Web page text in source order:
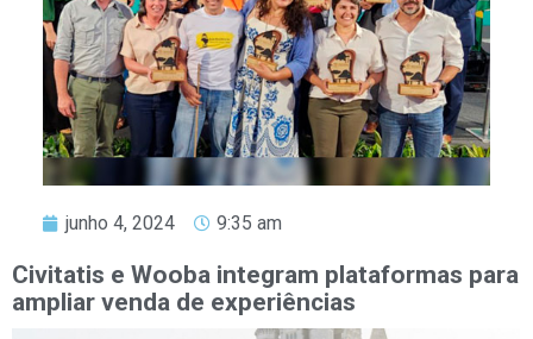
junho 4, 2024 9:35 am
Civitatis e Wooba integram plataformas para
ampliar venda de experiências